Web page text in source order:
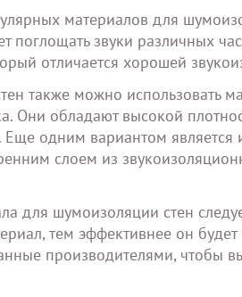
материалов для
поглощать звуки различных
отличается хорошей
также можно использовать
Они обладают высокой
Еще одним вариантом
слоем из
для шумоизоляции стен
тем эффективнее он
производителями, чтобы